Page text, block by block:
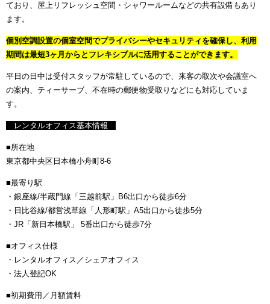
ており、屋上リフレッシュ空間・シャワールームなどの共有設備もあり
ます。
個別空調設置の個室空間でプライバシーやセキュリティを確保し、利用
期間は最短3ヶ月からとフレキシブルに活用することができます。
平日の日中は受付スタッフが常駐しているので、来客の取次や会議室へ
の案内、ティーサーブ、不在時の郵便物受取りなどにも対応していま
す。
レンタルオフィス基本情報
■所在地
東京都中央区日本橋小舟町8-6
■最寄り駅
・銀座線/半蔵門線「三越前駅」B6出口から徒歩6分
・日比谷線/都営浅草線「人形町駅」A5出口から徒歩5分
・JR「新日本橋駅」 5番出口から徒歩7分
■オフィス仕様
・レンタルオフィス／シェアオフィス
・法人登記OK
■初期費用／月額賃料